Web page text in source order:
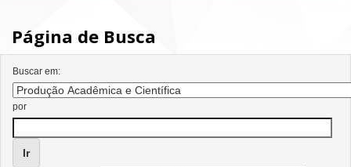
Página de Busca
Buscar em:
por